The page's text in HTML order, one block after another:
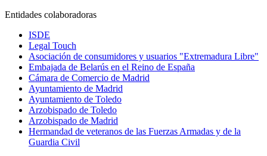
Entidades colaboradoras
ISDE
Legal Touch
Asociación de consumidores y usuarios "Extremadura Libre"
Embajada de Belarús en el Reino de España
Cámara de Comercio de Madrid
Ayuntamiento de Madrid
Ayuntamiento de Toledo
Arzobispado de Toledo
Arzobispado de Madrid
Hermandad de veteranos de las Fuerzas Armadas y de la
Guardia Civil